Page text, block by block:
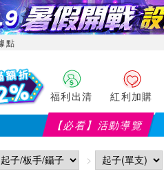
點
福利出清 紅利加購
【必看】活動導覽